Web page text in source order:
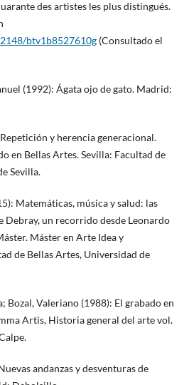
des artistes les plus distingués.
btv1b8527610g(Consultado el
(1992): Ágata ojo de gato. Madrid:
y herencia generacional.
en Bellas Artes. Sevilla: Facultad de
Sevilla.
Matemáticas, música y salud: las
Debray, un recorrido desde Leonardo
Máster en Arte Idea y
de Bellas Artes, Universidad de
Bozal, Valeriano (1988): El grabado en
Artis, Historia general del arte vol.
andanzas y desventuras de